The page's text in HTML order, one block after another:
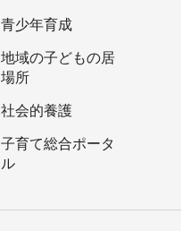
青少年育成
地域の子どもの居
場所
社会的養護
子育て総合ポータ
ル